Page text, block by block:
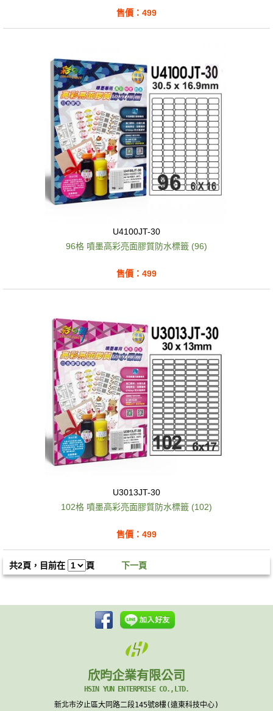
售價：499
U4100JT-30
96格 噴墨高彩亮面膠質防水標籤 (96)
售價：499
U3013JT-30
102格 噴墨高彩亮面膠質防水標籤 (102)
售價：499
共2頁，目前在 頁 下一頁
欣昀企業有限公司
HSIN YUN ENTERPRISE CO.,LTD.
新北市汐止區大同路二段145號8樓(遠東科技中心)